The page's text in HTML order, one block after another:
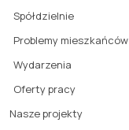
Spółdzielnie
Problemy mieszkańców
Wydarzenia
Oferty pracy
Nasze projekty